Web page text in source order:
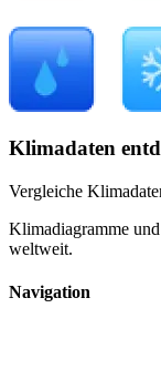
Klimadaten
Vergleiche
Klimadiagramme
weltweit.
Navigation